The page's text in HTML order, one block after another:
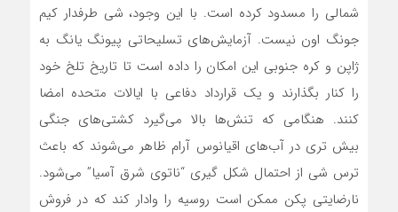
شمالی را مسدود کرده است. با این وجود، شی طرفدار کیم
جونگ اون نیست. آزمایش‌های تسلیحاتی پیونگ یانگ به
ژاپن و کره جنوبی این امکان را داده است تا تاریخ تلخ خود
را کنار بگذارند و یک قرارداد دفاعی با ایالات متحده امضا
کنند. هنگامی که تنش‌ها بالا می‌گیرد کشتی‌های جنگی
بیش تری در آب‌های اقیانوس آرام ظاهر می‌شوند که باعث
ترس شی از احتمال شکل گیری “ناتوی شرق آسیا” می‌شود.
نارضایتی پکن ممکن است روسیه را وادار کند که در فروش